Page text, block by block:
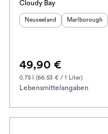
Cloudy Bay
Herkunftsland
Neuseeland Herkunftsregion
Marlborough
49,90 €
0.75 l (66.53 € / 1 Liter)
Lebensmittelangaben